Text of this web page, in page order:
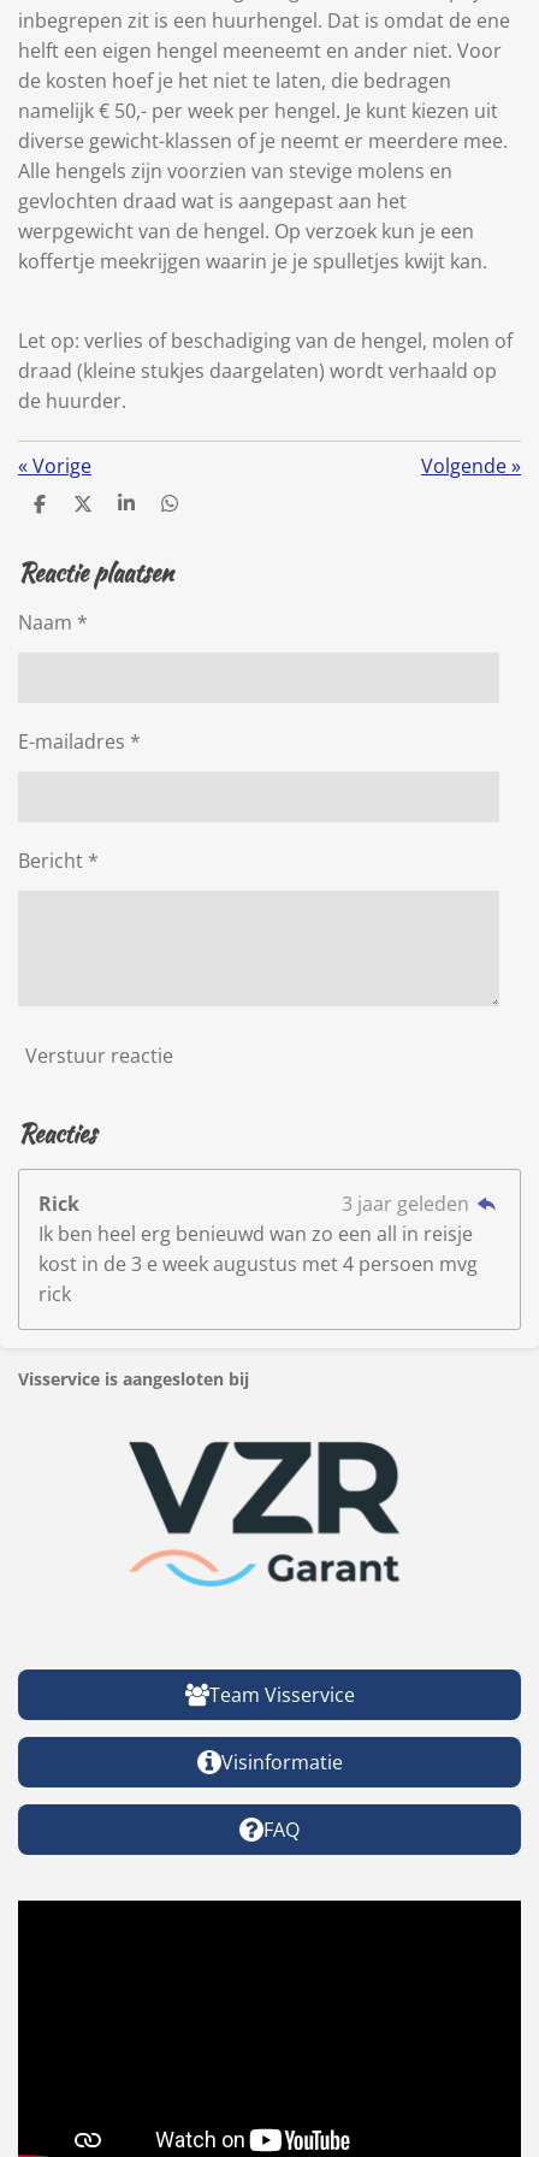
inbegrepen zit is een huurhengel. Dat is omdat de ene
helft een eigen hengel meeneemt en ander niet. Voor
de kosten hoef je het niet te laten, die bedragen
namelijk € 50,- per week per hengel. Je kunt kiezen uit
diverse gewicht-klassen of je neemt er meerdere mee.
Alle hengels zijn voorzien van stevige molens en
gevlochten draad wat is aangepast aan het
werpgewicht van de hengel. Op verzoek kun je een
koffertje meekrijgen waarin je je spulletjes kwijt kan.
Let op: verlies of beschadiging van de hengel, molen of
draad (kleine stukjes daargelaten) wordt verhaald op
de huurder.
«Vorige Volgende»
D
e
n
D
l
S
r
e
D
e
n
Reactie plaatsen
Naam *
E-mailadres *
Bericht *
Verstuur reactie
Reacties
Rick
3 jaar geleden
Ik ben heel erg benieuwd wan zo een all in reisje
kost in de 3 e week augustus met 4 persoen mvg
rick
Visservice is aangesloten bij
Team Visservice
Visinformatie
FAQ